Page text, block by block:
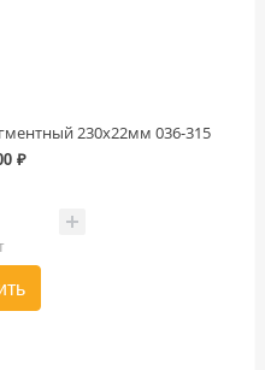
230х22мм 036-315
₽